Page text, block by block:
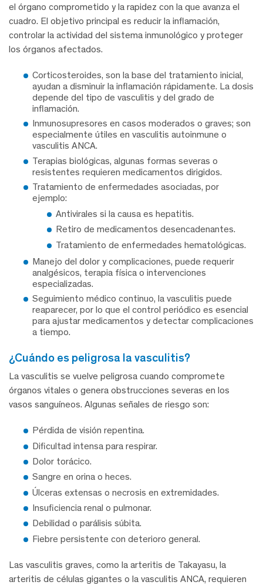
el órgano comprometido y la rapidez con la que avanza el
cuadro. El objetivo principal es reducir la inflamación,
controlar la actividad del sistema inmunológico y proteger
los órganos afectados.
Corticosteroides, son la base del tratamiento inicial,
ayudan a disminuir la inflamación rápidamente. La dosis
depende del tipo de vasculitis y del grado de
inflamación.
Inmunosupresores en casos moderados o graves; son
especialmente útiles en vasculitis autoinmune o
vasculitis ANCA.
Terapias biológicas, algunas formas severas o
resistentes requieren medicamentos dirigidos.
Tratamiento de enfermedades asociadas, por
ejemplo:
Antivirales si la causa es hepatitis.
Retiro de medicamentos desencadenantes.
Tratamiento de enfermedades hematológicas.
Manejo del dolor y complicaciones, puede requerir
analgésicos, terapia física o intervenciones
especializadas.
Seguimiento médico continuo, la vasculitis puede
reaparecer, por lo que el control periódico es esencial
para ajustar medicamentos y detectar complicaciones
a tiempo.
¿cuándo es peligrosa la vasculitis?
La vasculitis se vuelve peligrosa cuando compromete
órganos vitales o genera obstrucciones severas en los
vasos sanguíneos. Algunas señales de riesgo son:
Pérdida de visión repentina.
Dificultad intensa para respirar.
Dolor torácico.
Sangre en orina o heces.
Úlceras extensas o necrosis en extremidades.
Insuficiencia renal o pulmonar.
Debilidad o parálisis súbita.
Fiebre persistente con deterioro general.
Las vasculitis graves, como la arteritis de Takayasu, la
arteritis de células gigantes o la vasculitis ANCA, requieren